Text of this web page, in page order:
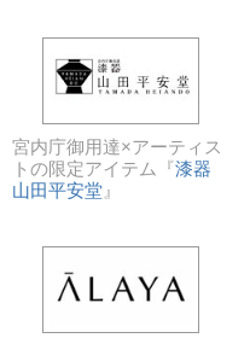
宮内庁御用達×アーティス
トの限定アイテム『漆器
山田平安堂 』